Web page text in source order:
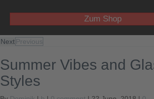
Zum Shop
NextPrevious
Summer Vibes and
Styles